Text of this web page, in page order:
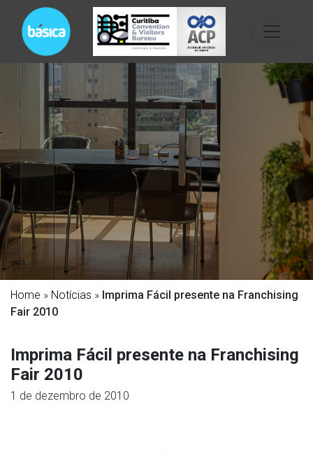
Home » Notícias » Imprima Fácil presente na Franchising
Fair 2010
Imprima Fácil presente na Franchising
Fair 2010
1 de dezembro de 2010